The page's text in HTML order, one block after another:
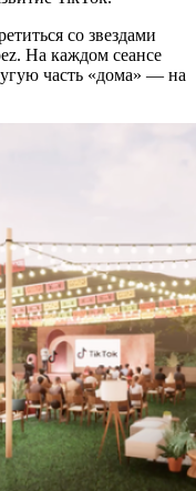
со звездами
На каждом сеансе
часть «дома» — на